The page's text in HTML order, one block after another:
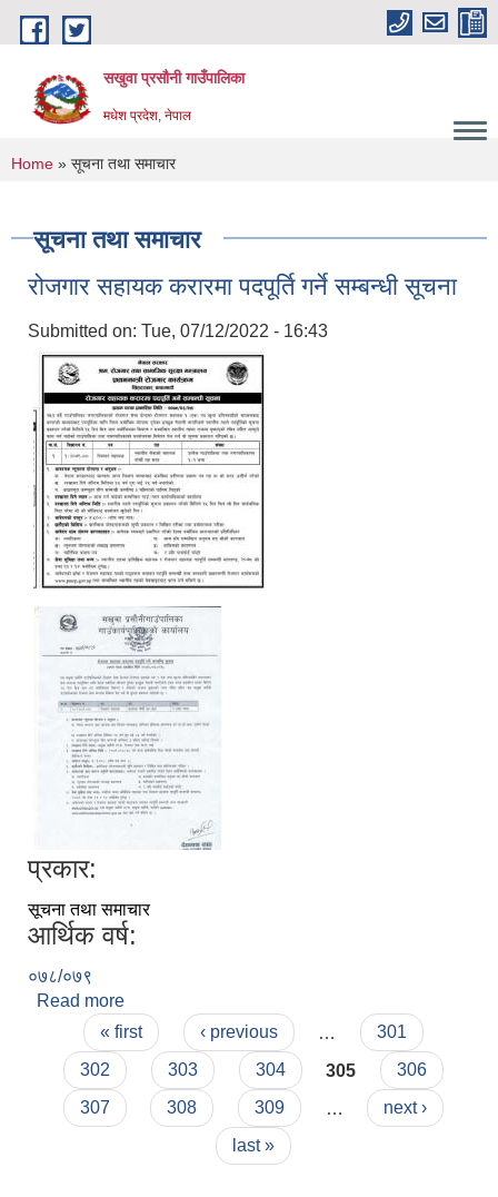
Skip to main content
सखुवा प्रसौनी गाउँपालिका
मधेश प्रदेश, नेपाल
You are here
Home » सूचना तथा समाचार
सूचना तथा समाचार
रोजगार सहायक करारमा पदपूर्ति गर्ने सम्बन्धी सूचना
Submitted on: Tue, 07/12/2022 - 16:43
प्रकार:
सूचना तथा समाचार
आर्थिक वर्ष:
०७८/०७९
Read more
Pages« first ‹ previous
301
302
303 304 305
306
307
308 309
next ›
last »